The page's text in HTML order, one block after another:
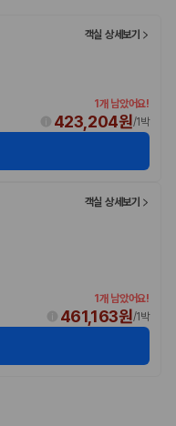
객실 상세보기
1개 남았어요!
423,204원/1박
객실 상세보기
1개 남았어요!
461,163원/1박